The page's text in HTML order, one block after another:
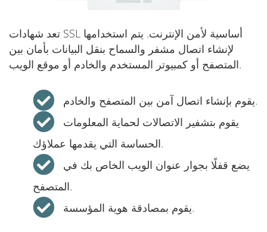
تعد شهادات SSL أساسية لأمن الإنترنت. يتم استخدامها
لإنشاء اتصال مشفر والسماح بنقل البيانات بأمان بين
المتصفح أو كمبيوتر المستخدم والخادم أو موقع الويب.
يقوم بإنشاء اتصال آمن بين المتصفح والخادم.
يقوم بتشفير الاتصالات لحماية المعلومات
الحساسة التي يقدمها عملاؤك.
يضع قفلًا بجوار عنوان الويب الخاص بك في
المتصفح.
يقوم بمصادقة هوية المؤسسة.